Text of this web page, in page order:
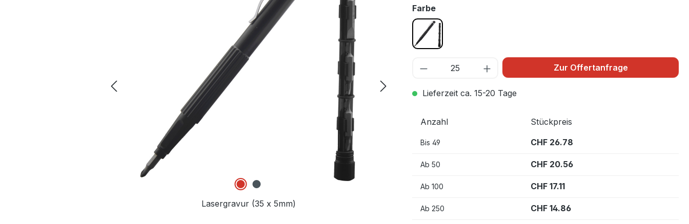
Lasergravur (35 x 5mm)
Farbeauswählen
schwarz
Zur Offertanfrage
Lieferzeit ca. 15-20 Tage
Anzahl Stückpreis
Bis 49 CHF 26.78
Ab 50 CHF 20.56
Ab 100 CHF 17.11
Ab 250 CHF 14.86